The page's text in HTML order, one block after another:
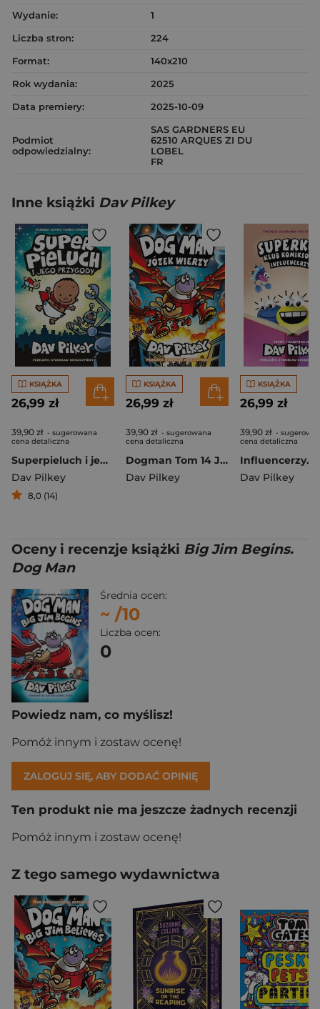
Wydanie:
1
Liczba stron:
224
Format:
140x210
Rok wydania:
2025
Data premiery:
2025-10-09
Podmiot
odpowiedzialny:
SAS GARDNERS EU
62510 ARQUES ZI DU
LOBEL
FR
Inne książki Dav Pilkey
KSIĄŻKA
26,99 zł
39,90 zł - sugerowana
cena detaliczna
Superpieluch i jego przygody
Dav Pilkey
8,0 (14)
KSIĄŻKA
26,99 zł
39,90 zł - sugerowana
cena detaliczna
Dogman Tom 14 Józek wierzy
Dav Pilkey
KSIĄŻKA
26,99 zł
39,90 zł -
cena detaliczna
Dav Pilkey
Oceny i recenzje książki Big Jim Begins.
Dog Man
Średnia ocen:
~ /10
Liczba ocen:
0
Powiedz nam, co myślisz!
Pomóż innym i zostaw ocenę!
ZALOGUJ SIĘ, ABY DODAĆ OPINIĘ
Ten produkt nie ma jeszcze żadnych recenzji
Pomóż innym i zostaw ocenę!
Z tego samego wydawnictwa